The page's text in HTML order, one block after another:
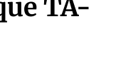
TA-